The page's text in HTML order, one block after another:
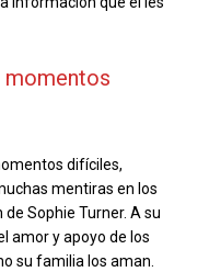
difíciles,
mentiras en los
Sophie Turner. A su
amor y apoyo de los
su familia los aman.